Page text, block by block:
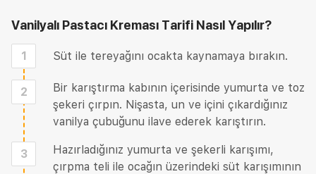
Vanilyalı Pastacı Kreması Tarifi Nasıl Yapılır?
1 Süt ile tereyağını ocakta kaynamaya bırakın.
2
Bir karıştırma kabının içerisinde yumurta ve toz
şekeri çırpın. Nişasta, un ve içini çıkardığınız
vanilya çubuğunu ilave ederek karıştırın.
3
Hazırladığınız yumurta ve şekerli karışımı,
çırpma teli ile ocağın üzerindeki süt karışımının